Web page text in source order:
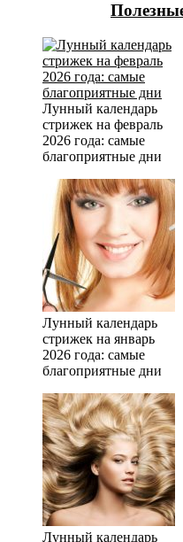
Лунный календарь
стрижек на февраль
2026 года: самые
благоприятные дни
Лунный календарь
стрижек на январь
2026 года: самые
благоприятные дни
Лунный календарь